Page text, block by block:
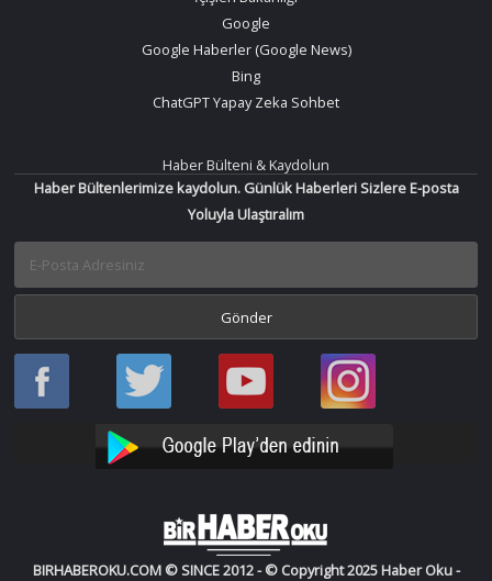
Google
Google Haberler (Google News)
Bing
ChatGPT Yapay Zeka Sohbet
Haber Bülteni & Kaydolun
Haber Bültenlerimize kaydolun. Günlük Haberleri Sizlere E-posta
Yoluyla Ulaştıralım
Haber
Oku
Haber
Oku
Bir
Haber
YouTube
Bir
Haber
Instagram
BIRHABEROKU.COM © SINCE 2012 - © Copyright 2025 Haber Oku -